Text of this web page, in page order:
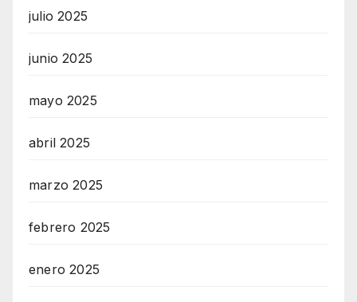
julio 2025
junio 2025
mayo 2025
abril 2025
marzo 2025
febrero 2025
enero 2025